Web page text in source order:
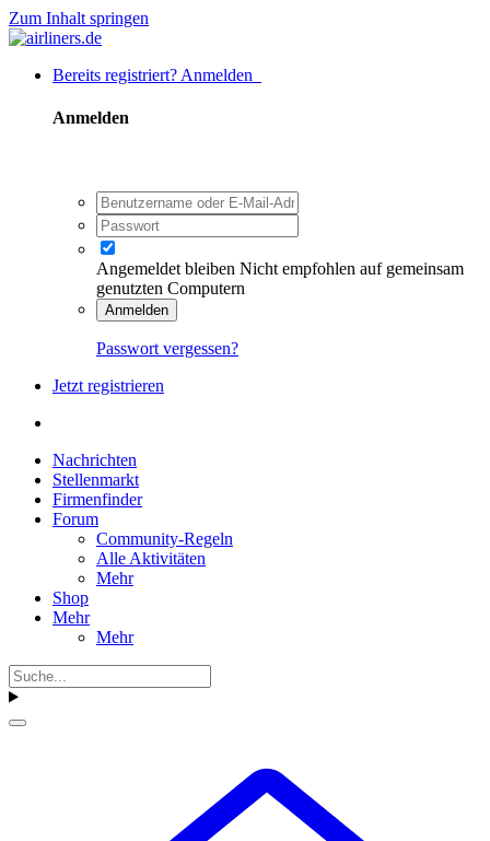
Zum Inhalt springen
Bereits registriert? Anmelden
Anmelden
Angemeldet bleiben Nicht empfohlen auf gemeinsam
genutzten Computern
Anmelden
Passwort vergessen?
Jetzt registrieren
Nachrichten
Stellenmarkt
Firmenfinder
Forum
Community-Regeln
Alle Aktivitäten
Mehr
Shop
Mehr
Mehr